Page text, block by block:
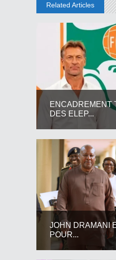
Related Articles
ENCADREMENT
DES ELEP...
JOHN DRAMANI
POUR...